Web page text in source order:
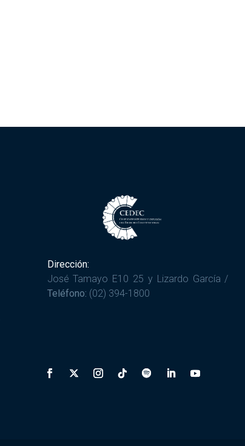
Dirección:
José Tamayo E10 25 y Lizardo García /
Teléfono: (02) 394-1800